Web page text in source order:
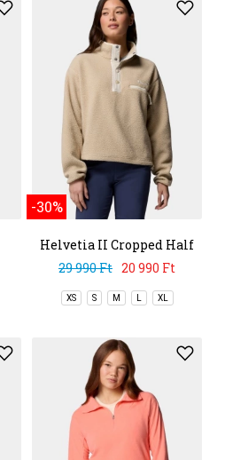
-30%
Helvetia II Cropped Half
Snap Fleece
29 990 Ft 20 990 Ft
XS S M L XL